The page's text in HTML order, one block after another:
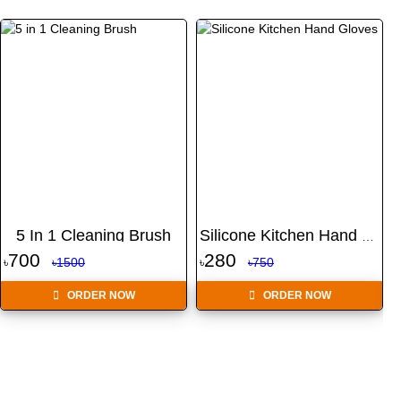
5 In 1 Cleaning Brush
৳700 ৳1500
ORDER NOW
৳280 ৳750
ORDER NOW